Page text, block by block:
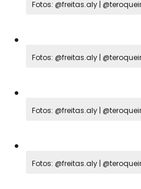
Fotos: @freitas.aly |
Fotos: @freitas.aly |
Fotos: @freitas.aly |
Fotos: @freitas.aly |